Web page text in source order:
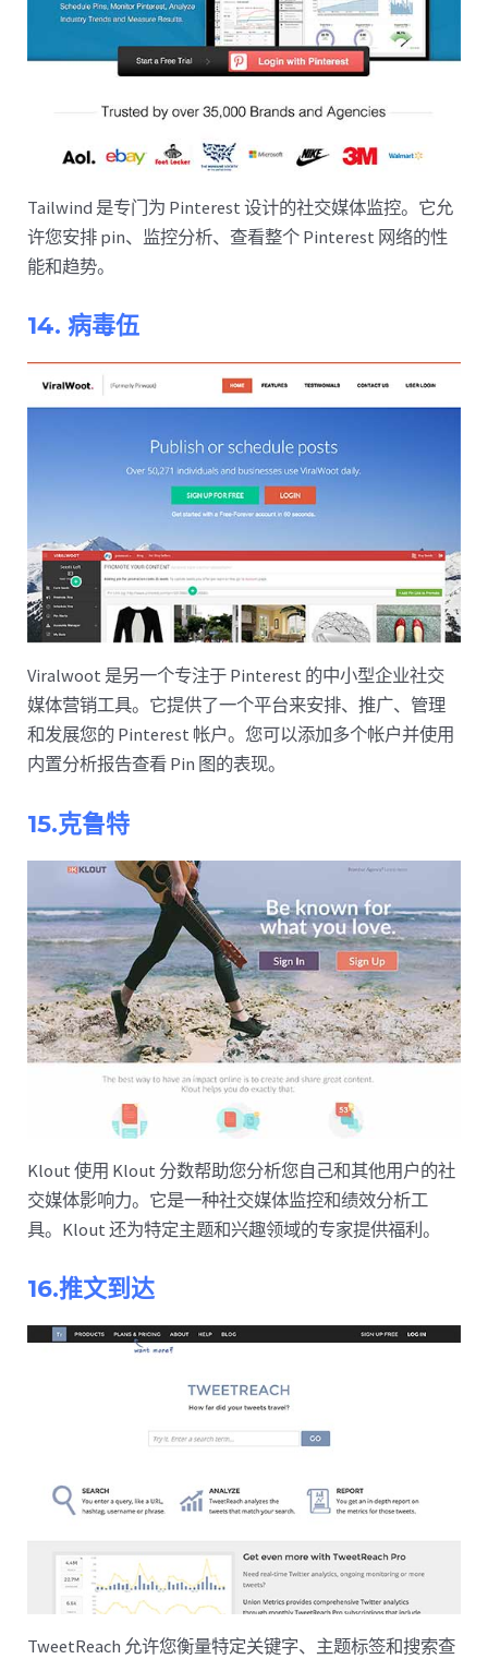
Tailwind 是专门为 Pinterest 设计的社交媒体监控。它允
许您安排 pin、监控分析、查看整个 Pinterest 网络的性
能和趋势。
14. 病毒伍
Viralwoot 是另一个专注于 Pinterest 的中小型企业社交
媒体营销工具。它提供了一个平台来安排、推广、管理
和发展您的 Pinterest 帐户。您可以添加多个帐户并使用
内置分析报告查看 Pin 图的表现。
15.克鲁特
Klout 使用 Klout 分数帮助您分析您自己和其他用户的社
交媒体影响力。它是一种社交媒体监控和绩效分析工
具。Klout 还为特定主题和兴趣领域的专家提供福利。
16.推文到达
TweetReach 允许您衡量特定关键字、主题标签和搜索查